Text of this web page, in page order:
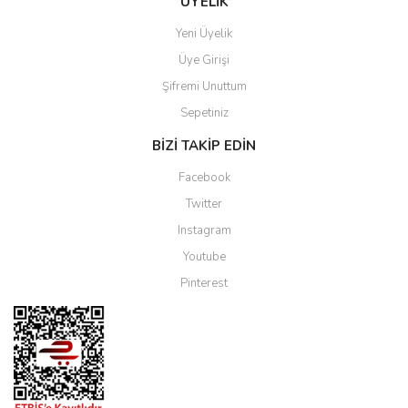
Yeni Üyelik
Üye Girişi
Şifremi Unuttum
Sepetiniz
BİZİ TAKİP EDİN
Facebook
Twitter
Instagram
Youtube
Pinterest